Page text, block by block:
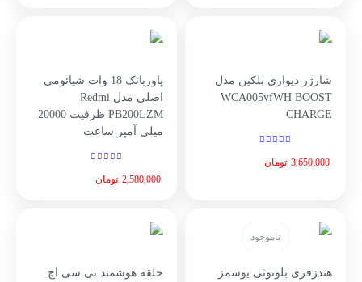
شارژر دیواری بلکین مدل
WCA005vfWH BOOST
CHARGE
تومان
پاوربانک 18 وات شیائومی
اصلی مدل Redmi
PB200LZM ظرفیت 20000
میلی آمپر ساعت
تومان
ناموجود
هندزفری بلوتوثی یوسمز
حلقه هوشمند تی سی اچ